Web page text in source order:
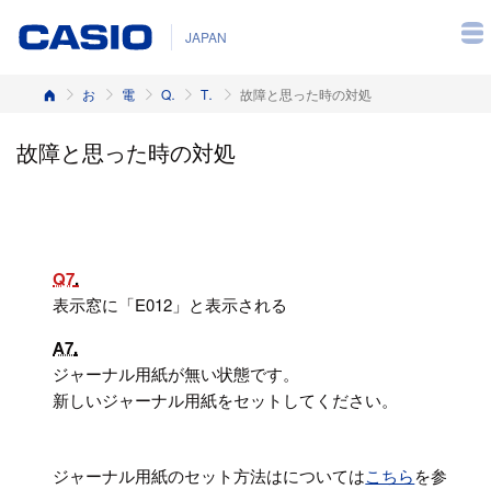
JAPAN
ホーム お客様サポート 電子レジスター Q&A（よくある質問と答え） TK-2800, TK-2600, NK-2000 故障と思った時の対処
故障と思った時の対処
Q7
表示窓に「E012」と表示される
A7
ジャーナル用紙が無い状態です。
新しいジャーナル用紙をセットしてください。
ジャーナル用紙のセット方法はについてはこちらを参